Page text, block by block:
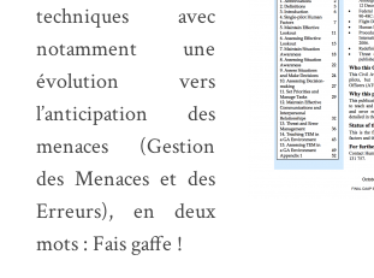
techniques avec
notamment une
évolution vers
l’anticipation des
menaces (Gestion
des Menaces et des
Erreurs), en deux
mots : Fais gaffe !